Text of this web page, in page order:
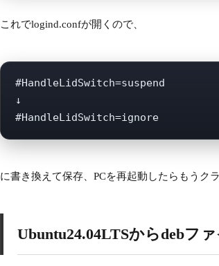
これでlogind.confが開くので、
#HandleLidSwitch=suspend
↓
に書き換えて保存、PCを再起動したらもうク
Ubuntu24.04LTSからdebフ